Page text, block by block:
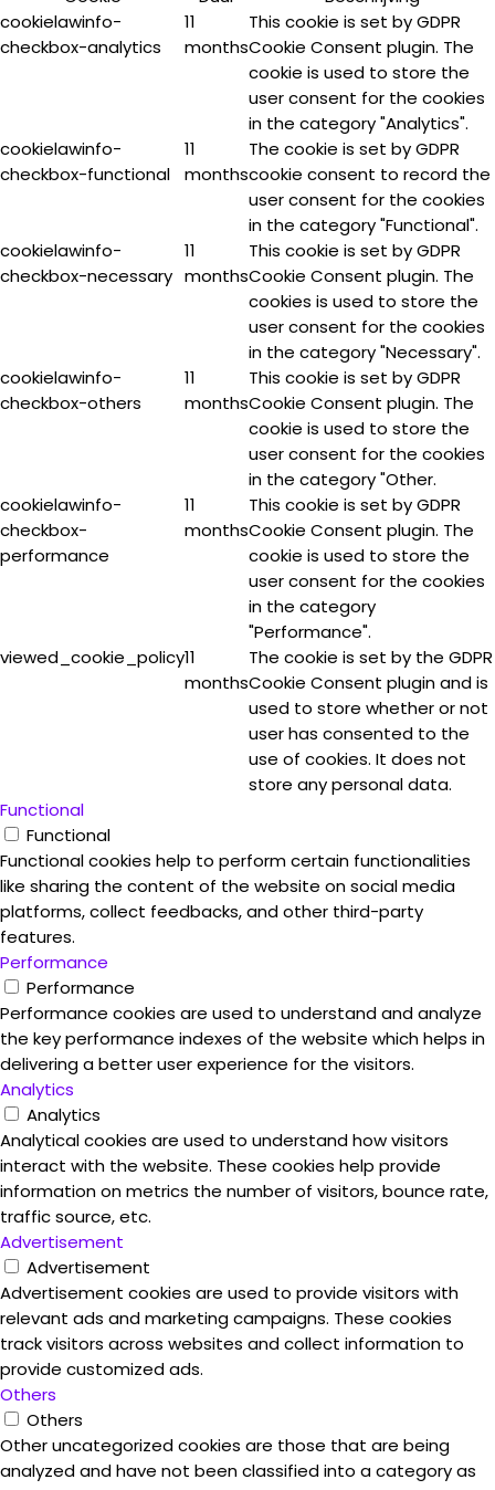
cookielawinfo-
checkbox-analytics
11
months
This cookie is set by GDPR
Cookie Consent plugin. The
cookie is used to store the
user consent for the cookies
in the category "Analytics".
cookielawinfo-
checkbox-functional
11
months
The cookie is set by GDPR
cookie consent to record the
user consent for the cookies
in the category "Functional".
cookielawinfo-
checkbox-necessary
11
months
This cookie is set by GDPR
Cookie Consent plugin. The
cookies is used to store the
user consent for the cookies
in the category "Necessary".
cookielawinfo-
checkbox-others
11
months
This cookie is set by GDPR
Cookie Consent plugin. The
cookie is used to store the
user consent for the cookies
in the category "Other.
cookielawinfo-
checkbox-
performance
11
months
This cookie is set by GDPR
Cookie Consent plugin. The
cookie is used to store the
user consent for the cookies
in the category
"Performance".
viewed_cookie_policy11
months
The cookie is set by the GDPR
Cookie Consent plugin and is
used to store whether or not
user has consented to the
use of cookies. It does not
store any personal data.
Functional
Functional
Functional cookies help to perform certain functionalities
like sharing the content of the website on social media
platforms, collect feedbacks, and other third-party
features.
Performance
Performance
Performance cookies are used to understand and analyze
the key performance indexes of the website which helps in
delivering a better user experience for the visitors.
Analytics
Analytics
Analytical cookies are used to understand how visitors
interact with the website. These cookies help provide
information on metrics the number of visitors, bounce rate,
traffic source, etc.
Advertisement
Advertisement
Advertisement cookies are used to provide visitors with
relevant ads and marketing campaigns. These cookies
track visitors across websites and collect information to
provide customized ads.
Others
Others
Other uncategorized cookies are those that are being
analyzed and have not been classified into a category as